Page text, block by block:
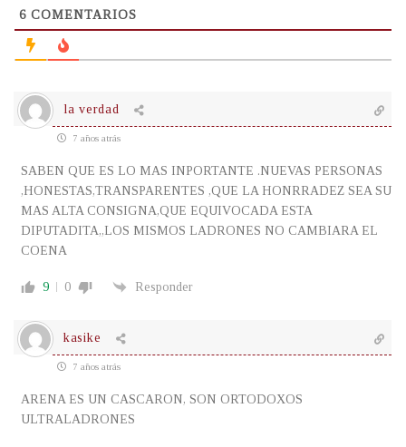
6 COMENTARIOS
la verdad
7 años atrás
SABEN QUE ES LO MAS INPORTANTE .NUEVAS PERSONAS
,HONESTAS,TRANSPARENTES ,QUE LA HONRRADEZ SEA SU
MAS ALTA CONSIGNA,QUE EQUIVOCADA ESTA
DIPUTADITA,,LOS MISMOS LADRONES NO CAMBIARA EL
COENA
9 0 Responder
kasike
7 años atrás
ARENA ES UN CASCARON, SON ORTODOXOS
ULTRALADRONES